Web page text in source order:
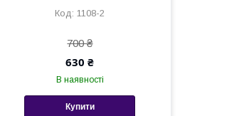
1108-2
700 ₴
630 ₴
В наявності
Купити